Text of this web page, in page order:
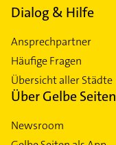
Dialog & Hilfe
Ansprechpartner
Häufige Fragen
Übersicht aller Städte
Über Gelbe Seiten
Newsroom